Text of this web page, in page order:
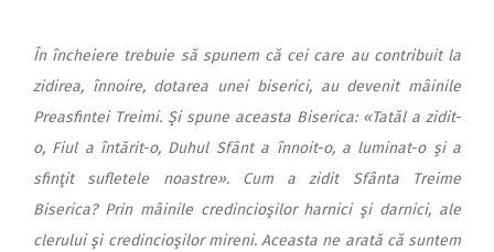
În încheiere trebuie să spunem că cei care au contribuit la
zidirea, înnoire, dotarea unei biserici, au devenit mâinile
Preasfintei Treimi. Şi spune aceasta Biserica: «Tatăl a zidit-
o, Fiul a întărit-o, Duhul Sfânt a înnoit-o, a luminat-o şi a
sfinţit sufletele noastre». Cum a zidit Sfânta Treime
Biserica? Prin mâinile credincioşilor harnici şi darnici, ale
clerului şi credincioşilor mireni. Aceasta ne arată că suntem